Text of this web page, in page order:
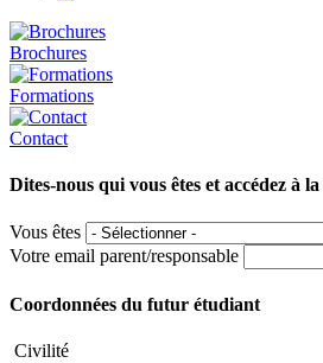
Brochures
Formations
Contact
Dites-nous qui vous êtes et accédez à
Vous êtes
Votre email parent/responsable
Coordonnées du futur étudiant
Civilité